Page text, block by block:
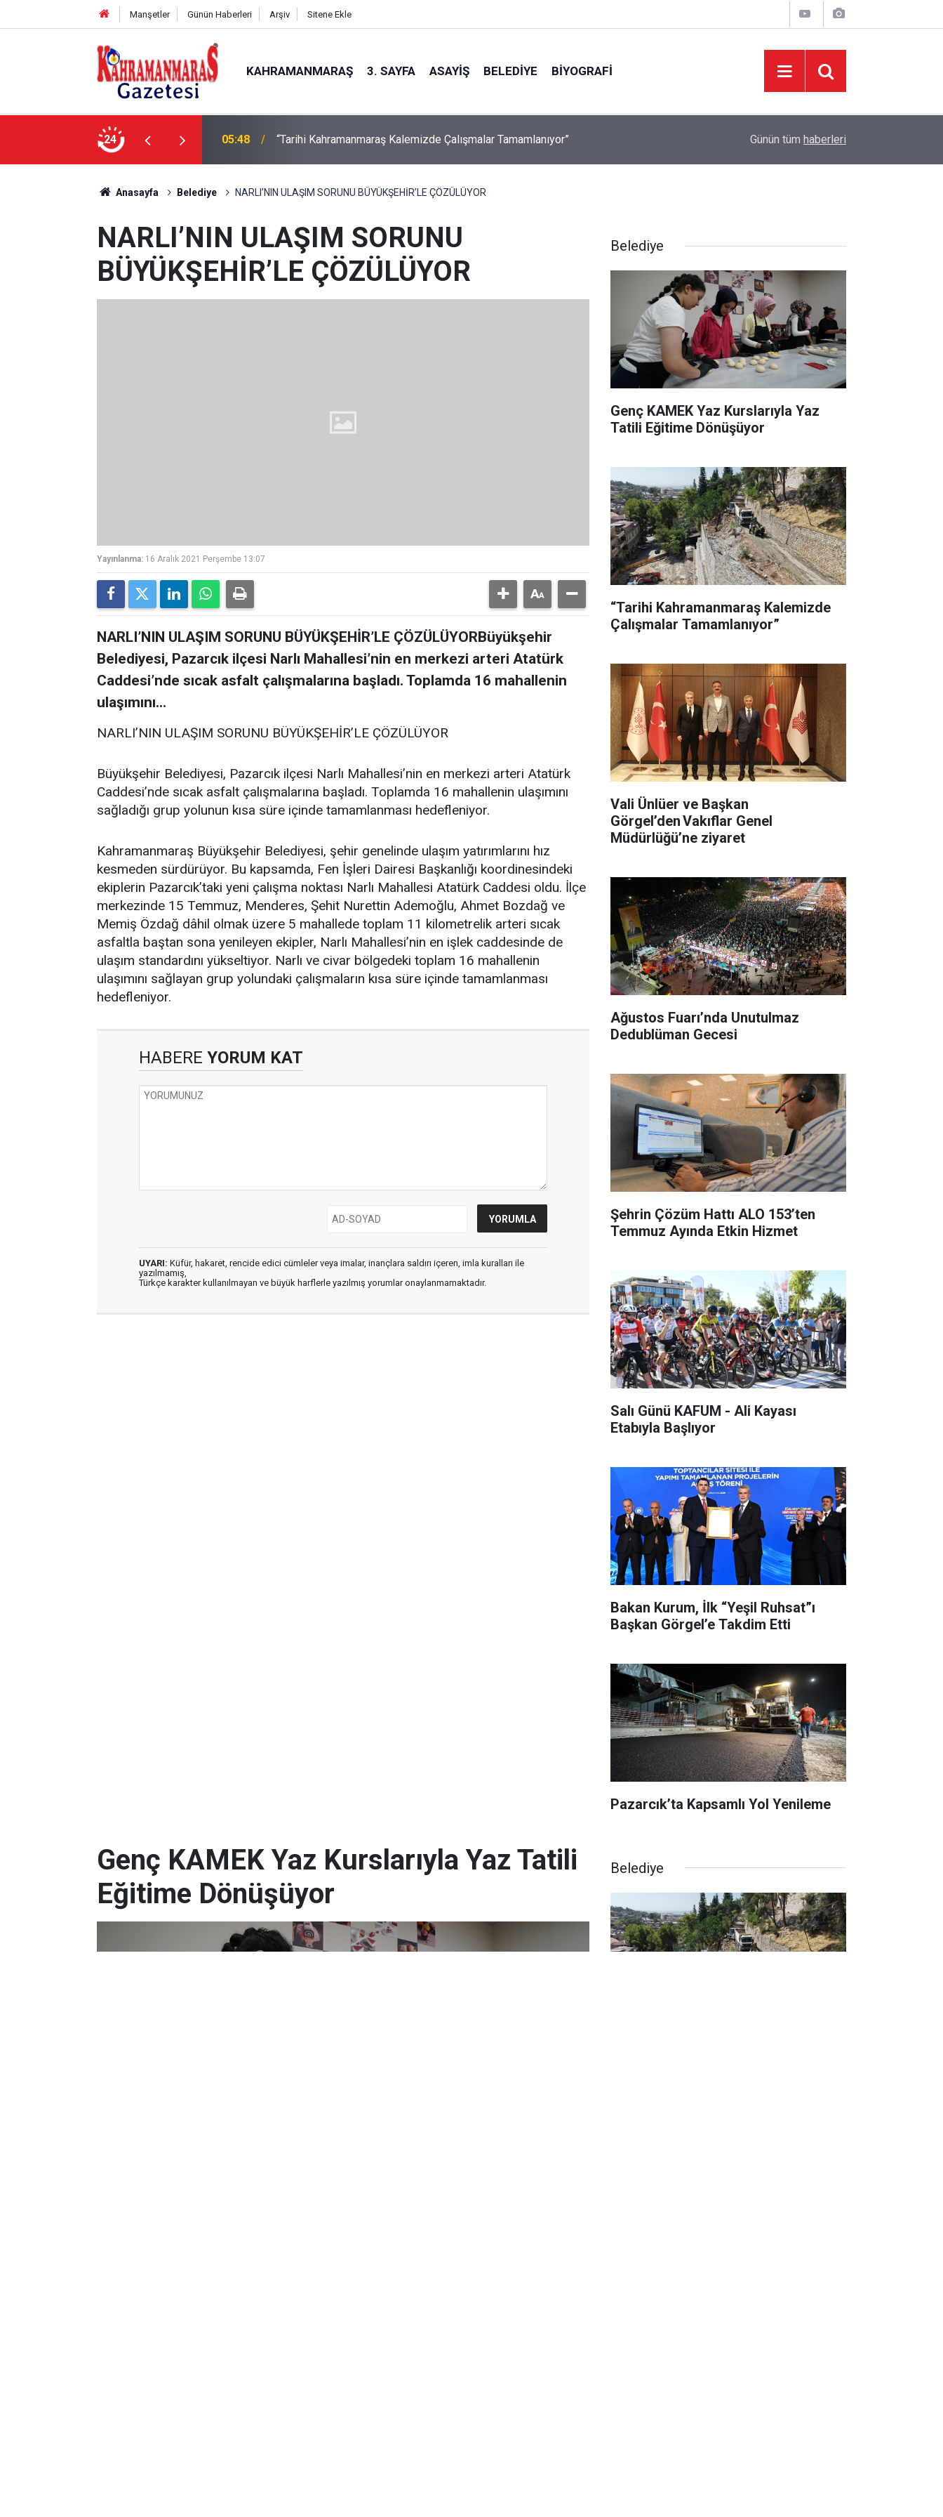
Manşetler Günün Haberleri Arşiv Sitene Ekle
KAHRAMANMARAŞ 3. SAYFA ASAYIŞ BELEDIYE BIYOGRAFI
24 05:42 TDV Gönüllüsü mobil uygulama Başkan Toptaş, mahallelerin yaşam kalitesini
Günün tüm haberleri
Anasayfa Belediye NARLI’NIN ULAŞIM SORUNU BÜYÜKŞEHİR’LE ÇÖZÜLÜYOR
NARLI’NIN ULAŞIM SORUNU
BÜYÜKŞEHİR’LE ÇÖZÜLÜYOR
Yayınlanma: 16 Aralık 2021 Perşembe 13:07
NARLI’NIN ULAŞIM SORUNU BÜYÜKŞEHİR’LE ÇÖZÜLÜYORBüyükşehir
Belediyesi, Pazarcık ilçesi Narlı Mahallesi’nin en merkezi arteri Atatürk
Caddesi’nde sıcak asfalt çalışmalarına başladı. Toplamda 16 mahallenin
ulaşımını...
NARLI’NIN ULAŞIM SORUNU BÜYÜKŞEHİR’LE ÇÖZÜLÜYOR
Büyükşehir Belediyesi, Pazarcık ilçesi Narlı Mahallesi’nin en merkezi arteri Atatürk
Caddesi’nde sıcak asfalt çalışmalarına başladı. Toplamda 16 mahallenin ulaşımını
sağladığı grup yolunun kısa süre içinde tamamlanması hedefleniyor.
Kahramanmaraş Büyükşehir Belediyesi, şehir genelinde ulaşım yatırımlarını hız
kesmeden sürdürüyor. Bu kapsamda, Fen İşleri Dairesi Başkanlığı koordinesindeki
ekiplerin Pazarcık’taki yeni çalışma noktası Narlı Mahallesi Atatürk Caddesi oldu. İlçe
merkezinde 15 Temmuz, Menderes, Şehit Nurettin Ademoğlu, Ahmet Bozdağ ve
Memiş Özdağ dâhil olmak üzere 5 mahallede toplam 11 kilometrelik arteri sıcak
asfaltla baştan sona yenileyen ekipler, Narlı Mahallesi’nin en işlek caddesinde de
ulaşım standardını yükseltiyor. Narlı ve civar bölgedeki toplam 16 mahallenin
ulaşımını sağlayan grup yolundaki çalışmaların kısa süre içinde tamamlanması
hedefleniyor.
HABERE YORUM KAT
UYARI: Küfür, hakaret, rencide edici cümleler veya imalar, inançlara saldırı içeren, imla kuralları ile
yazılmamış,
Türkçe karakter kullanılmayan ve büyük harflerle yazılmış yorumlar onaylanmamaktadır.
Belediye
Genç KAMEK Yaz Kurslarıyla Yaz
Tatili Eğitime Dönüşüyor
“Tarihi Kahramanmaraş Kalemizde
Çalışmalar Tamamlanıyor”
Vali Ünlüer ve Başkan
Görgel’den Vakıflar Genel
Müdürlüğü’ne ziyaret
Ağustos Fuarı’nda Unutulmaz
Dedublüman Gecesi
Şehrin Çözüm Hattı ALO 153’ten
Temmuz Ayında Etkin Hizmet
Salı Günü KAFUM - Ali Kayası
Etabıyla Başlıyor
Bakan Kurum, İlk “Yeşil Ruhsat”ı
Başkan Görgel’e Takdim Etti
Pazarcık’ta Kapsamlı Yol Yenileme
Genç KAMEK Yaz Kurslarıyla Yaz Tatili
Eğitime Dönüşüyor
Belediye